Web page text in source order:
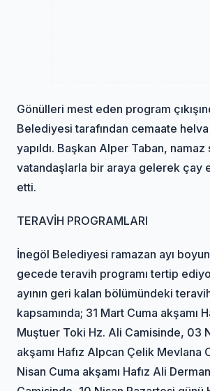
Gönülleri mest eden program
Belediyesi tarafından cemaate helva
yapıldı. Başkan Alper Taban, namaz
vatandaşlarla bir araya gelerek çay
etti.
TERAVİH PROGRAMLARI
İnegöl Belediyesi ramazan ayı
gecede teravih programı tertip
ayının geri kalan bölümündeki
kapsamında; 31 Mart Cuma akşamı
Muştuer Toki Hz. Ali Camisinde, 03
akşamı Hafız Alpcan Çelik Mevlana
Nisan Cuma akşamı Hafız Ali